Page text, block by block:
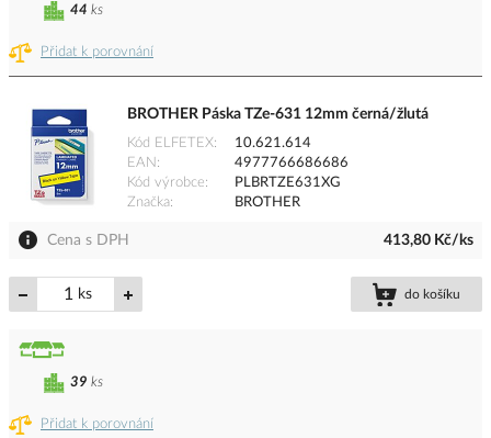
Přidat k porovnání
44 ks
BROTHER Páska TZe-631 12mm černá/žlutá
Kód ELFETEX
10.621.614
EAN
4977766686686
Kód výrobce
PLBRTZE631XG
Značka
BROTHER
Cena s DPH 413,80 Kč/ks
ks do košíku
Přidat k porovnání
39 ks